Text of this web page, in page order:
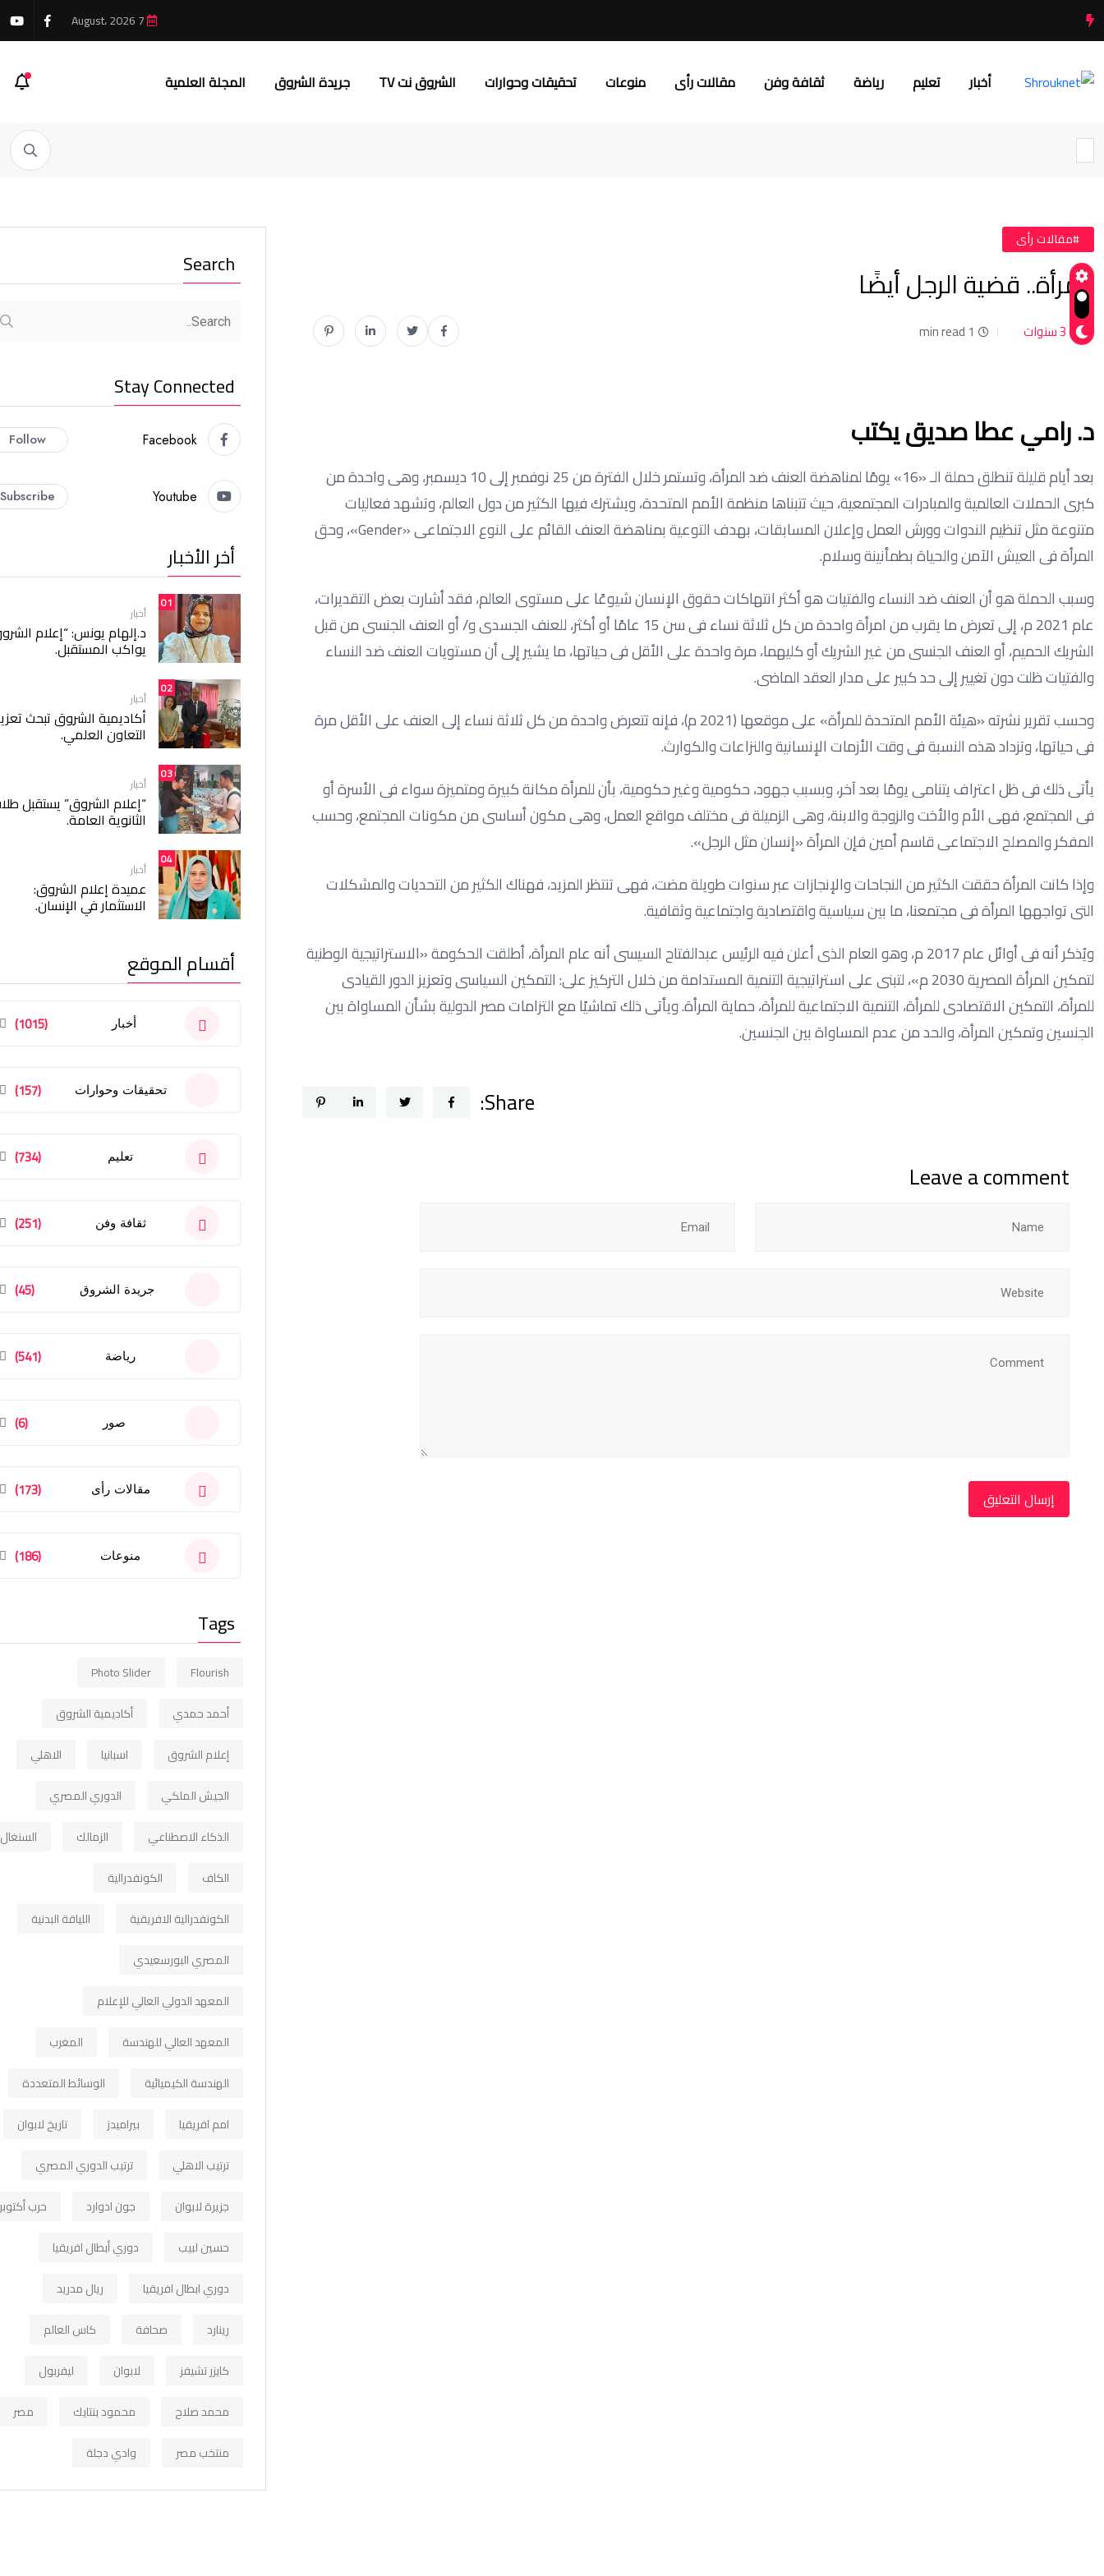
أخبار تعليم رياضة ثقافة وفن مقالات رأى منوعات تحقيقات وحوارات الشروق نت TV جريدة الشروق المجلة العلمية
#مقالات رأى
المرأة.. قضية الرجل أيضًا
3 سنوات 1 min read
د. رامي عطا صديق يكتب
بعد أيام قليلة تنطلق حملة الـ «16» يومًا لمناهضة العنف ضد المرأة، وتستمر خلال الفترة من 25 نوفمبر إلى 10 ديسمبر، وهى واحدة من
كبرى الحملات العالمية والمبادرات المجتمعية، حيث تتبناها منظمة الأمم المتحدة، ويشترك فيها الكثير من دول العالم، وتشهد فعاليات
متنوعة مثل تنظيم الندوات وورش العمل وإعلان المسابقات، بهدف التوعية بمناهضة العنف القائم على النوع الاجتماعى «Gender»، وحق
المرأة فى العيش الآمن والحياة بطمأنينة وسلام.
وسبب الحملة هو أن العنف ضد النساء والفتيات هو أكثر انتهاكات حقوق الإنسان شيوعًا على مستوى العالم، فقد أشارت بعض التقديرات،
عام 2021 م، إلى تعرض ما يقرب من امرأة واحدة من كل ثلاثة نساء فى سن 15 عامًا أو أكثر، للعنف الجسدى و/ أو العنف الجنسى من قبل
الشريك الحميم، أو العنف الجنسى من غير الشريك أو كليهما، مرة واحدة على الأقل فى حياتها، ما يشير إلى أن مستويات العنف ضد النساء
والفتيات ظلت دون تغيير إلى حد كبير على مدار العقد الماضى.
وحسب تقرير نشرته «هيئة الأمم المتحدة للمرأة» على موقعها (2021 م)، فإنه تتعرض واحدة من كل ثلاثة نساء إلى العنف على الأقل مرة
فى حياتها، وتزداد هذه النسبة فى وقت الأزمات الإنسانية والنزاعات والكوارث.
يأتى ذلك فى ظل اعتراف يتنامى يومًا بعد آخر، وبسبب جهود، حكومية وغير حكومية، بأن للمرأة مكانة كبيرة ومتميزة سواء فى الأسرة أو
فى المجتمع، فهى الأم والأخت والزوجة والابنة، وهى الزميلة فى مختلف مواقع العمل، وهى مكون أساسى من مكونات المجتمع، وحسب
المفكر والمصلح الاجتماعى قاسم أمين فإن المرأة «إنسان مثل الرجل».
وإذا كانت المرأة حققت الكثير من النجاحات والإنجازات عبر سنوات طويلة مضت، فهى تنتظر المزيد، فهناك الكثير من التحديات والمشكلات
التى تواجهها المرأة فى مجتمعنا، ما بين سياسية واقتصادية واجتماعية وثقافية.
ويُذكر أنه فى أوائل عام 2017 م، وهو العام الذى أعلن فيه الرئيس عبدالفتاح السيسى أنه عام المرأة، أطلقت الحكومة «الاستراتيجية الوطنية
لتمكين المرأة المصرية 2030 م»، لتبنى على استراتيجية التنمية المستدامة من خلال التركيز على: التمكين السياسى وتعزيز الدور القيادى
للمرأة، التمكين الاقتصادى للمرأة، التنمية الاجتماعية للمرأة، حماية المرأة. ويأتى ذلك تماشيًا مع التزامات مصر الدولية بشأن المساواة بين
الجنسين وتمكين المرأة، والحد من عدم المساواة بين الجنسين.
Share:
Leave a comment
Search
Stay Connected
Facebook
Follow
Youtube
Subscribe
أخر الأخبار
01
أخبار
د.إلهام يونس: “إعلام
يواكب المستقبل.
02
أخبار
أكاديمية الشروق تبحث
التعاون العلمي.
03
أخبار
“إعلام الشروق” يستقبل
الثانوية العامة.
04
أخبار
عميدة إعلام الشروق:
الاستثمار في الإنسان.
أقسام الموقع
أخبار (1015)
تحقيقات وحوارات (157)
تعليم (734)
ثقافة وفن (251)
جريدة الشروق (45)
رياضة (541)
صور (6)
مقالات رأى (173)
منوعات (186)
Tags
Flourish
Photo Slider
أحمد حمدي
أكاديمية الشروق
إعلام الشروق
اسبانيا
الاهلي
الجيش الملكي
الدوري المصري
الذكاء الاصطناعي
الزمالك
السنغال
الكاف
الكونفدرالية
الكونفدرالية الافريقية
اللياقة البدنية
المصري البورسعيدي
المعهد الدولي العالي للإعلام
المعهد العالي للهندسة
المغرب
الهندسة الكيميائية
الوسائط المتعددة
امم افريقيا
بيراميدز
تاريخ لابوان
ترتيب الاهلي
ترتيب الدوري المصري
جزيرة لابوان
جون ادوارد
حرب أكتوبر
حسين لبيب
دوري أبطال افريقيا
دوري ابطال افريقيا
ريال مدريد
رينارد
صحافة
كاس العالم
كايزر تشيفز
لابوان
ليفربول
محمد صلاح
محمود بنتايك
مصر
منتخب مصر
وادي دجلة